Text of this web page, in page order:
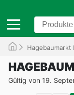
Hagebaumarkt
Gültig von 19.